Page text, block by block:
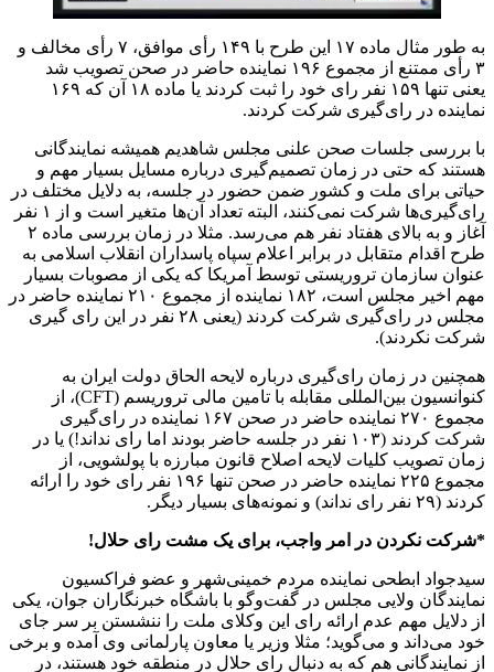
به طور مثال ماده ۱۷ این طرح با ۱۴۹ رأی موافق، ۷ رأی مخالف و
۳ رأی ممتنع از مجموع ۱۹۶ نماینده حاضر در صحن تصویب شد
یعنی تنها ۱۵۹ نفر رای خود را ثبت کردند یا ماده ۱۸ آن که ۱۶۹
نماینده در رای‌گیری شرکت کردند.
با بررسی جلسات صحن علنی مجلس شاهدیم همیشه نمایندگانی
هستند که حتی در زمان تصمیم‌گیری درباره مسایل بسیار مهم و
حیاتی برای ملت و کشور ضمن حضور در جلسه، به دلایل مختلف در
رای‌گیری‌ها شرکت نمی‌کنند، البته تعداد آن‌ها متغیر است و از ۱ نفر
آغاز و به بالای هفتاد نفر هم می‌رسد. مثلا در زمان بررسی ماده ۲
طرح اقدام متقابل در برابر اعلام سپاه پاسداران انقلاب اسلامی به
عنوان سازمان تروریستی توسط آمریکا که یکی از مصوبات بسیار
مهم اخیر مجلس است، ۱۸۲ نماینده از مجموع ۲۱۰ نماینده حاضر در
مجلس در رای‌گیری شرکت کردند (یعنی ۲۸ نفر در این رای گیری
شرکت نکردند).
همچنین در زمان رای‌گیری درباره لایحه الحاق دولت ایران به
کنوانسیون بین‌المللی مقابله با تامین مالی تروریسم (CFT)، از
مجموع ۲۷۰ نماینده حاضر در صحن ۱۶۷ نماینده در رای‌گیری
شرکت کردند (۱۰۳ نفر در جلسه حاضر بودند اما رای نداند!) یا در
زمان تصویب کلیات لایحه اصلاح قانون مبارزه با پولشویی، از
مجموع ۲۲۵ نماینده حاضر در صحن تنها ۱۹۶ نفر رای خود را ارائه
کردند (۲۹ نفر رای نداند) و نمونه‌های بسیار دیگر.
*شرکت نکردن در امر واجب، برای یک مشت رای حلال!
سیدجواد ابطحی نماینده مردم خمینی‌شهر و عضو فراکسیون
نمایندگان ولایی مجلس در گفت‌وگو با باشگاه خبرنگاران جوان، یکی
از دلایل مهم عدم ارائه رای این وکلای ملت را ننشستن بر سر جای
خود می‌داند و می‌گوید؛ مثلا وزیر یا معاون پارلمانی وی آمده و برخی
از نمایندگانی هم که به دنبال رای حلال در منطقه خود هستند، در